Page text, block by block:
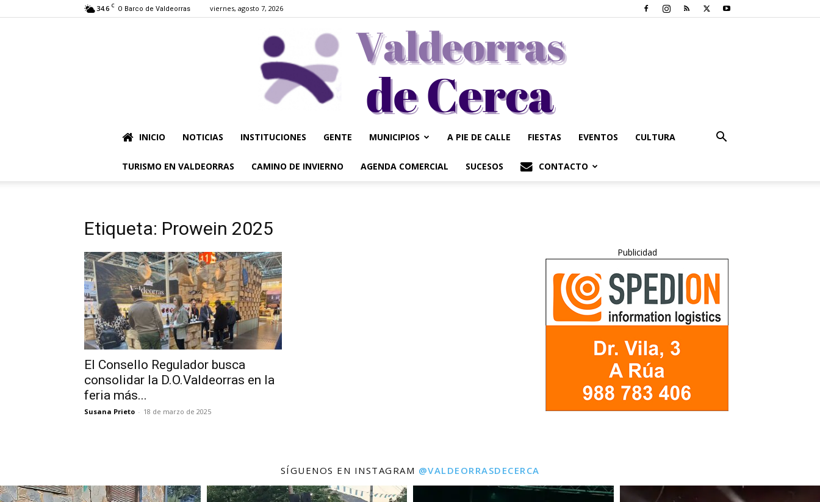
34.6 C O Barco de Valdeorras viernes, agosto 7, 2026
Valdeorrasdecerca
INICIO NOTICIAS INSTITUCIONES GENTE MUNICIPIOS A PIE DE CALLE FIESTAS EVENTOS CULTURA
TURISMO EN VALDEORRAS CAMINO DE INVIERNO AGENDA COMERCIAL SUCESOS CONTACTO
Etiqueta: Prowein 2025
El Consello Regulador busca
consolidar la D.O.Valdeorras en la
feria más...
Susana Prieto - 18 de marzo de 2025
Publicidad
SÍGUENOS EN INSTAGRAM @VALDEORRASDECERCA